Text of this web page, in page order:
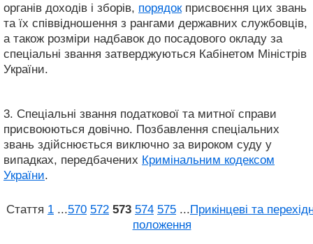
органів доходів і зборів, порядокприсвоєння цих звань
та їх співвідношення з рангами державних службовців,
а також розміри надбавок до посадового окладу за
спеціальні звання затверджуються Кабінетом Міністрів
України.
3. Спеціальні звання податкової та митної справи
присвоюються довічно. Позбавлення спеціальних
звань здійснюється виключно за вироком суду у
випадках, передбачених Кримінальним кодексом
України.
Стаття 1 ...570 572 573 574 575 ...Прикінцеві та
положення